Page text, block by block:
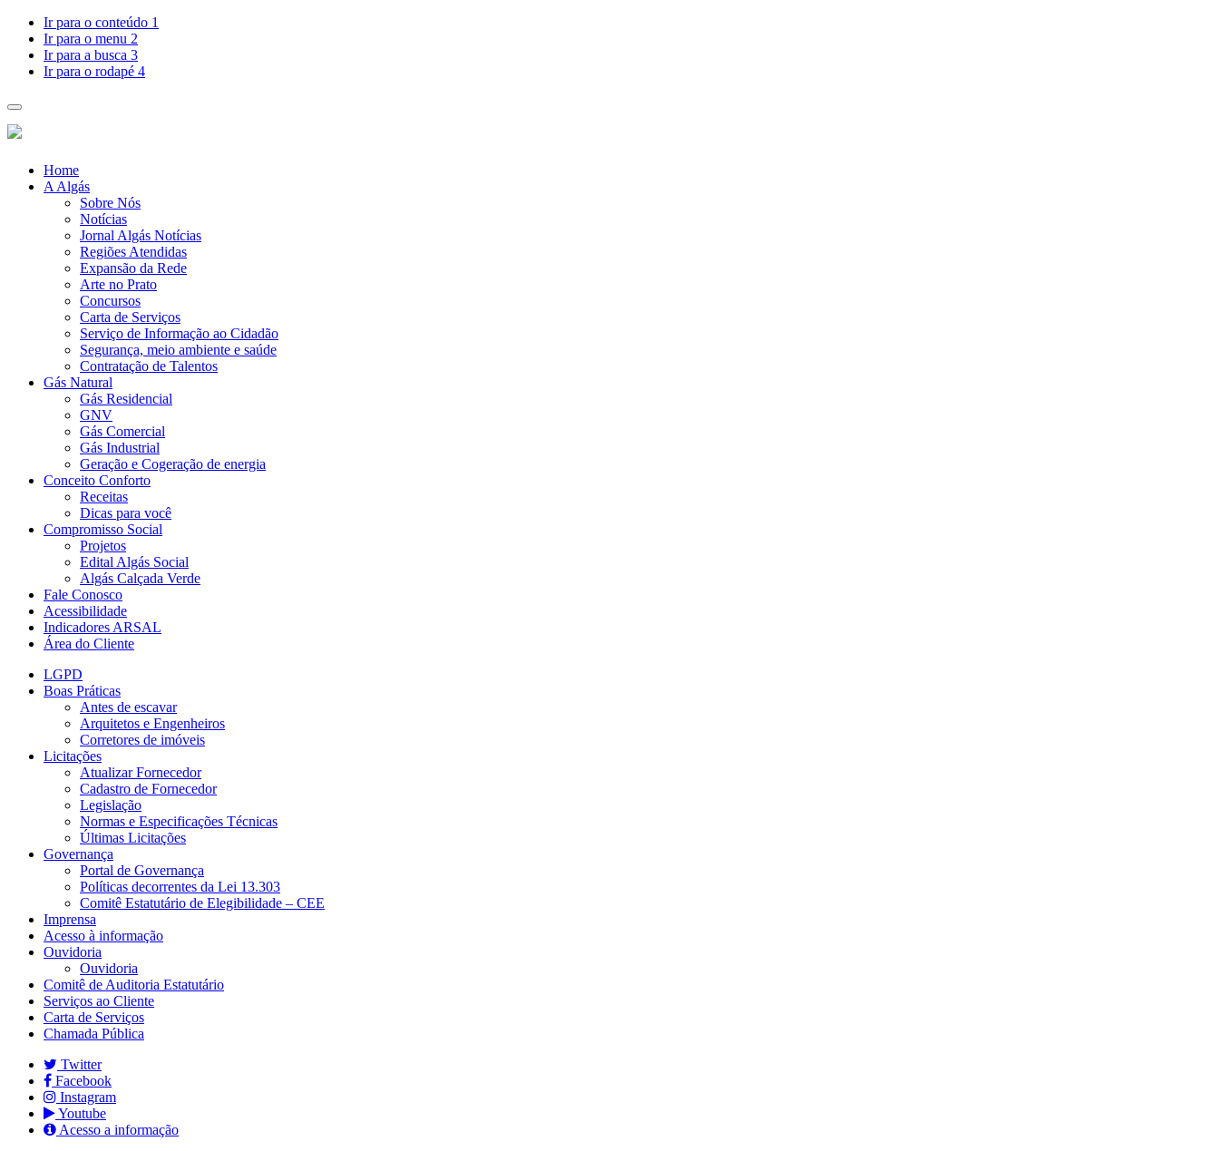
Pular
para
conteúdo
Ir para o conteúdo 1
Ir para o menu 2
Ir para a busca 3
Ir para o rodapé 4
Toggle
navigation
Home
A Algás
Sobre Nós
Notícias
Jornal Algás Notícias
Regiões Atendidas
Expansão da Rede
Arte no Prato
Concursos
Carta de Serviços
Serviço de Informação ao Cidadão
Segurança, meio ambiente e saúde
Contratação de Talentos
Gás Natural
Gás Residencial
GNV
Gás Comercial
Gás Industrial
Geração e Cogeração de energia
Conceito Conforto
Receitas
Dicas para você
Compromisso Social
Projetos
Edital Algás Social
Algás Calçada Verde
Fale Conosco
Acessibilidade
Indicadores ARSAL
Área do Cliente
LGPD
Boas Práticas
Antes de escavar
Arquitetos e Engenheiros
Corretores de imóveis
Licitações
Atualizar Fornecedor
Cadastro de Fornecedor
Legislação
Normas e Especificações Técnicas
Últimas Licitações
Governança
Portal de Governança
Políticas decorrentes da Lei 13.303
Comitê Estatutário de Elegibilidade – CEE
Imprensa
Acesso à informação
Ouvidoria
Ouvidoria
Comitê de Auditoria Estatutário
Serviços ao Cliente
Carta de Serviços
Chamada Pública
Twitter
Facebook
Instagram
Youtube
Acesso a informação